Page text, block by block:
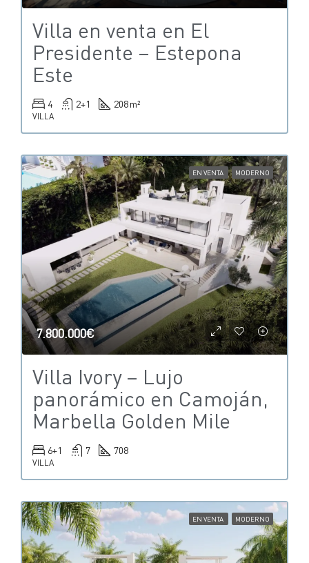
Villa en venta en El
Presidente – Estepona
Este
4 2+1 208 m²
VILLA
EN VENTA MODERNO
7.800.000€
Villa Ivory – Lujo
panorámico en Camoján,
Marbella Golden Mile
6+1 7 708
VILLA
EN VENTA MODERNO